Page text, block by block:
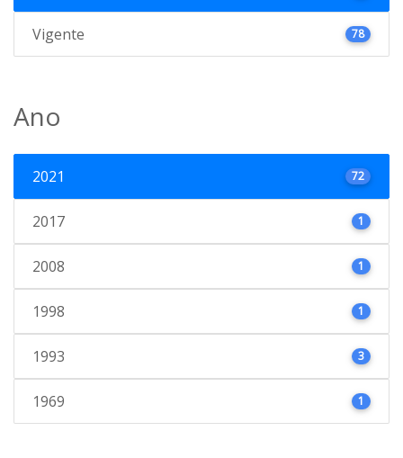
Vigente 78
Ano
2021 72
2017 1
2008 1
1998 1
1993 3
1969 1